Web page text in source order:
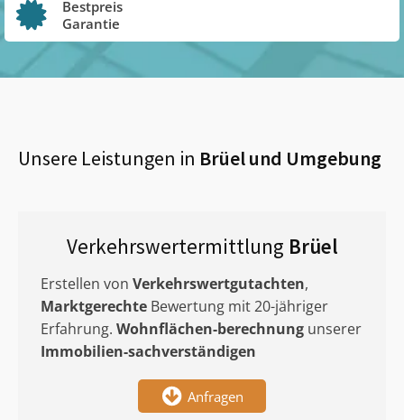
Bestpreis
Garantie
Unsere Leistungen in Brüelund Umgebung
Verkehrswertermittlung Brüel
Erstellen von Verkehrswertgutachten,
Marktgerechte Bewertung mit 20-jähriger
Erfahrung. Wohnflächen-berechnung unserer
Immobilien-sachverständigen
Anfragen